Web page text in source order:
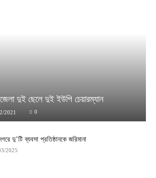
দুই ছেলে দুই ইউপি চেয়ারম্যান
2021 0
দু’টি ব্যবসা প্রতিষ্ঠানকে জরিমানা
2025